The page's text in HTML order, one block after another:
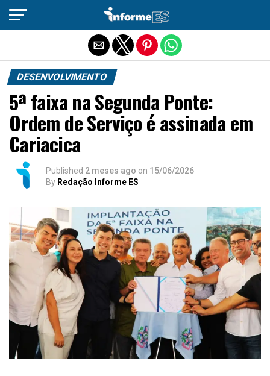
DESENVOLVIMENTO
5ª faixa na Segunda Ponte:
Ordem de Serviço é assinada em
Cariacica
Published 2 meses ago on 15/06/2026
By Redação Informe ES
Sair da versão mobile